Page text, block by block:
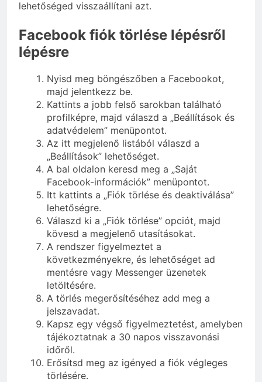
lehetőséged visszaállítani azt.
Facebook fiók törlése lépésről
lépésre
Nyisd meg böngészőben a Facebookot,
majd jelentkezz be.
Kattints a jobb felső sarokban található
profilképre, majd válaszd a „Beállítások és
adatvédelem” menüpontot.
Az itt megjelenő listából válaszd a
„Beállítások” lehetőséget.
A bal oldalon keresd meg a „Saját
Facebook-információk” menüpontot.
Itt kattints a „Fiók törlése és deaktiválása”
lehetőségre.
Válaszd ki a „Fiók törlése” opciót, majd
kövesd a megjelenő utasításokat.
A rendszer figyelmeztet a
következményekre, és lehetőséget ad
mentésre vagy Messenger üzenetek
letöltésére.
A törlés megerősítéséhez add meg a
jelszavadat.
Kapsz egy végső figyelmeztetést, amelyben
tájékoztatnak a 30 napos visszavonási
időről.
Erősítsd meg az igényed a fiók végleges
törlésére.